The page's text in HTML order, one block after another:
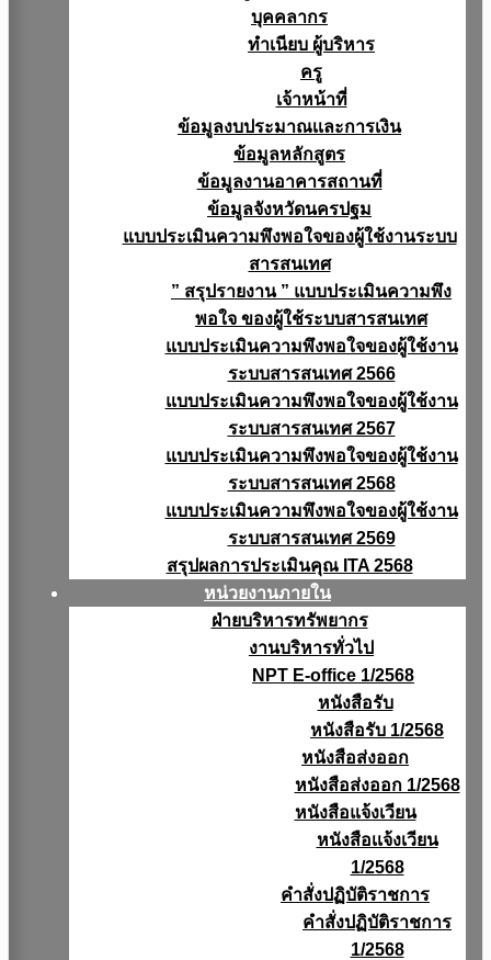
บุคคลากร
ทำเนียบ ผู้บริหาร
ครู
เจ้าหน้าที่
ข้อมูลงบประมาณเเละการเงิน
ข้อมูลหลักสูตร
ข้อมูลงานอาคารสถานที่
ข้อมูลจังหวัดนครปฐม
แบบประเมินความพึงพอใจของผู้ใช้งานระบบ
สารสนเทศ
” สรุปรายงาน ” แบบประเมินความพึง
พอใจ ของผู้ใช้ระบบสารสนเทศ
แบบประเมินความพึงพอใจของผู้ใช้งาน
ระบบสารสนเทศ 2566
แบบประเมินความพึงพอใจของผู้ใช้งาน
ระบบสารสนเทศ 2567
แบบประเมินความพึงพอใจของผู้ใช้งาน
ระบบสารสนเทศ 2568
แบบประเมินความพึงพอใจของผู้ใช้งาน
ระบบสารสนเทศ 2569
สรุปผลการประเมินคุณ ITA 2568
หน่วยงานภายใน
ฝ่ายบริหารทรัพยากร
งานบริหารทั่วไป
NPT E-office 1/2568
หนังสือรับ
หนังสือรับ 1/2568
หนังสือส่งออก
หนังสือส่งออก 1/2568
หนังสือแจ้งเวียน
หนังสือเเจ้งเวียน
1/2568
คำสั่งปฏิบัติราชการ
คำสั่งปฏิบัติราชการ
1/2568